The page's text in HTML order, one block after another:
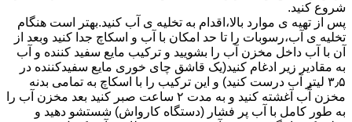
شروع کنید.
پس از تهیه ی موارد بالا،اقدام به تخلیه ی آب کنید.بهتر است هنگام
تخلیه ی آب،رسوبات را تا حد امکان با آب و اسکاچ جدا کنید وبعد از
آن با آب داخل مخزن آب را بشویید و ترکیب مایع سفید کننده و آب
به مقادیر زیر ادغام کنید(یک قاشق چای خوری مایع سفیدکننده در
۳٫۵ لیتر آب درست کنید) و این ترکیب را با اسکاچ به تمامی بدنه
مخزن آّب آغشته کنید و به مدت ۲ ساعت صبر کنید بعد مخزن آب را
به طور کامل با آب پر فشار (دستگاه کارواش) شستشو دهید و